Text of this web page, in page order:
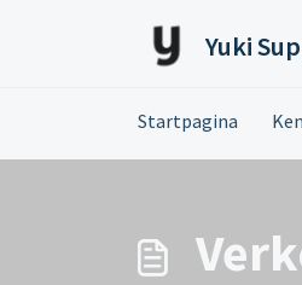
Yuki
Startpagina